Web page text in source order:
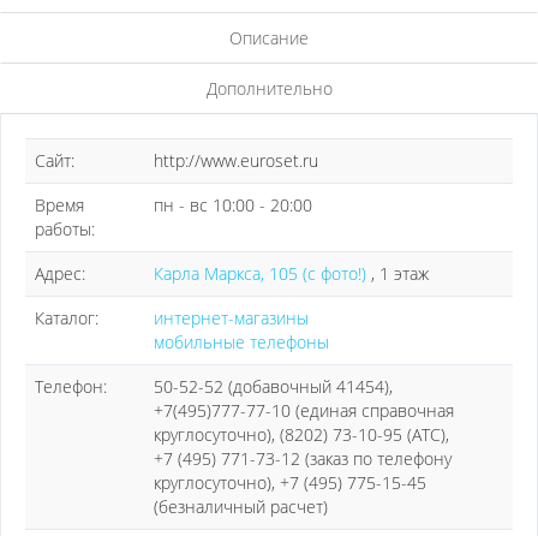
Описание
Дополнительно
Сайт:
http://www.euroset.ru
Время
работы:
пн - вс 10:00 - 20:00
Адрес: Карла Маркса, 105 (с фото!) , 1 этаж
Каталог:
интернет-магазины
мобильные телефоны
Телефон:
50-52-52 (добавочный 41454),
+7(495)777-77-10 (единая справочная
круглосуточно), (8202) 73-10-95 (АТС),
+7 (495) 771-73-12 (заказ по телефону
круглосуточно), +7 (495) 775-15-45
(безналичный расчет)